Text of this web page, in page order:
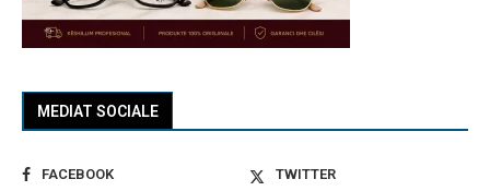
MEDIAT SOCIALE
FACEBOOK
TWITTER